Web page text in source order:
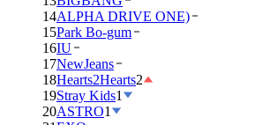
14ALPHA DRIVE ONE)
15Park Bo-gum
16IU
17NewJeans
18Hearts2Hearts2
19Stray Kids1
20ASTRO1